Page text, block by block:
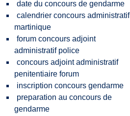
date du concours de gendarme
calendrier concours administratif
martinique
forum concours adjoint
administratif police
concours adjoint administratif
penitentiaire forum
inscription concours gendarme
preparation au concours de
gendarme